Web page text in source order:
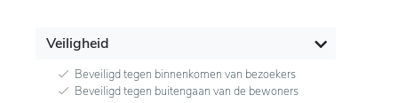
Veiligheid
Beveiligd tegen binnenkomen van bezoekers
Beveiligd tegen buitengaan van de bewoners